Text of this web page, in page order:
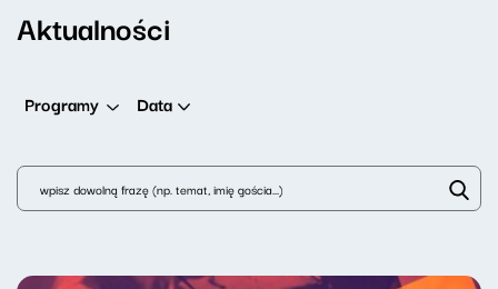
Aktualności
Programy Data